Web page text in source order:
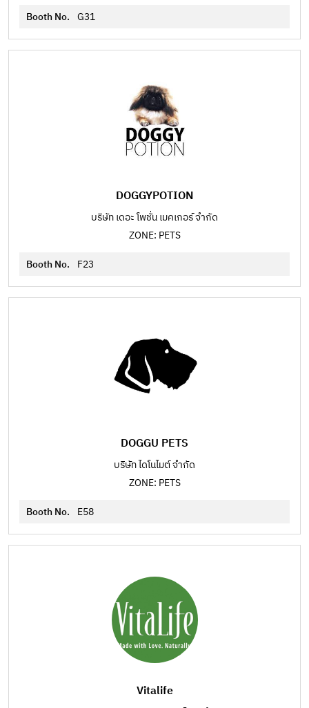
Booth No. G31
DOGGYPOTION
บริษัท เดอะ โพชั่น เมคเกอร์ จำกัด
ZONE: PETS
Booth No. F23
DOGGU PETS
บริษัท ไดโนไมต์ จำกัด
ZONE: PETS
Booth No. E58
Vitalife